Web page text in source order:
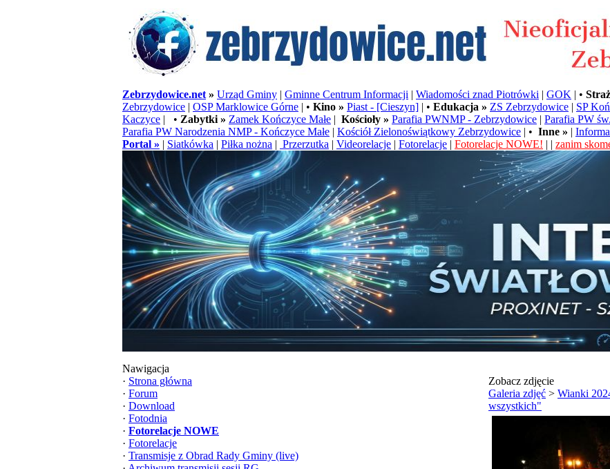
Zebrzydowice.net » Urząd Gminy | Gminne Centrum Informacji | Wiadomości znad Piotrówki | GOK | •
Zebrzydowice | OSP Marklowice Górne | • Kino » Piast - [Cieszyn] | • Edukacja » ZS Zebrzydowice | SP
Kaczyce | • Zabytki » Zamek Kończyce Małe | Kościoły » Parafia PWNMP - Zebrzydowice | Parafia PW
Parafia PW Narodzenia NMP - Kończyce Małe | Kościół Zielonoświątkowy Zebrzydowice | • Inne » |
Portal » | Siatkówka | Piłka nożna | Przerzutka | Videorelacje | Fotorelacje | Fotorelacje NOWE! | | zanim
Nawigacja
· Strona główna
· Forum
· Download
· Fotodnia
· Fotorelacje NOWE
· Fotorelacje
· Transmisje z Obrad Rady Gminy (live)
Zobacz zdjęcie
Galeria zdjęć > Wianki
wszystkich"